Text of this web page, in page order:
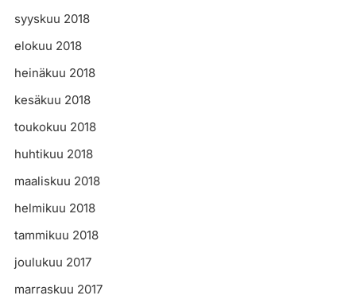
syyskuu 2018
elokuu 2018
heinäkuu 2018
kesäkuu 2018
toukokuu 2018
huhtikuu 2018
maaliskuu 2018
helmikuu 2018
tammikuu 2018
joulukuu 2017
marraskuu 2017